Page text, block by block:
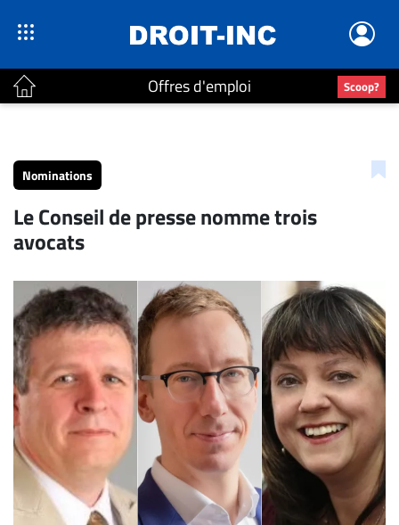
Offres d'emploi Scoop?
Accueil
Continu
Nominations
Bureaux
Conseillers
Juridiques
Campus
Carrière
Archives
CARRIÈRE
ET
EMPLOIS
Nominations
Le Conseil de presse nomme trois
avocats